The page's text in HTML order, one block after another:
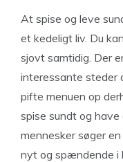
At spise og leve
et kedeligt liv. Du
sjovt samtidig. Der
interessante steder
pifte menuen op
spise sundt og
mennesker søger
nyt og spændende i